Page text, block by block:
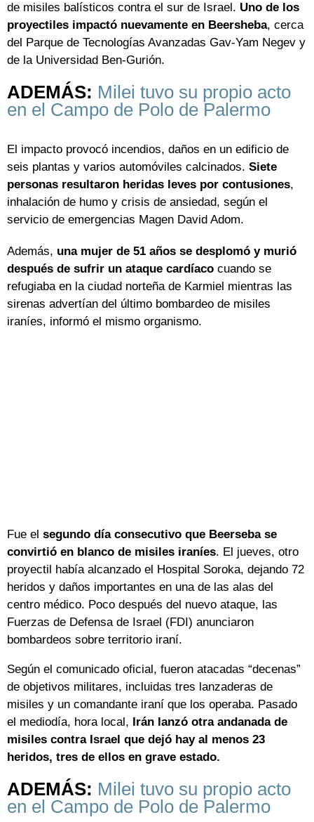
de misiles balísticos contra el sur de Israel. Uno de los
proyectiles impactó nuevamente en Beersheba, cerca
del Parque de Tecnologías Avanzadas Gav-Yam Negev y
de la Universidad Ben-Gurión.
ADEMÁS: Milei tuvo su propio acto
en el Campo de Polo de Palermo
El impacto provocó incendios, daños en un edificio de
seis plantas y varios automóviles calcinados. Siete
personas resultaron heridas leves por contusiones,
inhalación de humo y crisis de ansiedad, según el
servicio de emergencias Magen David Adom.
Además, una mujer de 51 años se desplomó y murió
después de sufrir un ataque cardíaco cuando se
refugiaba en la ciudad norteña de Karmiel mientras las
sirenas advertían del último bombardeo de misiles
iraníes, informó el mismo organismo.
Fue el segundo día consecutivo que Beerseba se
convirtió en blanco de misiles iraníes. El jueves, otro
proyectil había alcanzado el Hospital Soroka, dejando 72
heridos y daños importantes en una de las alas del
centro médico. Poco después del nuevo ataque, las
Fuerzas de Defensa de Israel (FDI) anunciaron
bombardeos sobre territorio iraní.
Según el comunicado oficial, fueron atacadas “decenas”
de objetivos militares, incluidas tres lanzaderas de
misiles y un comandante iraní que los operaba. Pasado
el mediodía, hora local, Irán lanzó otra andanada de
misiles contra Israel que dejó hay al menos 23
heridos, tres de ellos en grave estado.
ADEMÁS: Milei tuvo su propio acto
en el Campo de Polo de Palermo